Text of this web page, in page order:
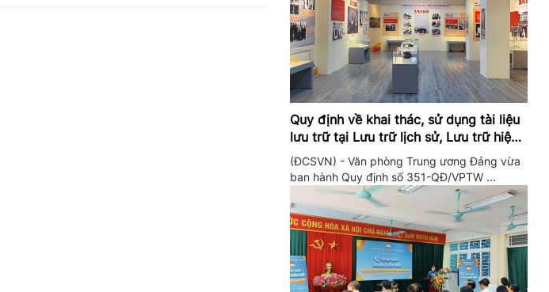
Quy định về khai thác, sử dụng tài liệu
lưu trữ tại Lưu trữ lịch sử, Lưu trữ hiện
hành của Trung ương Đảng và Văn
phòng Trung ương Đảng
(ĐCSVN) - Văn phòng Trung ương Đảng vừa
ban hành Quy định số 351-QĐ/VPTW ...